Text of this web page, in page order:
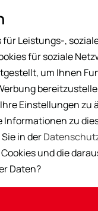
für
Die
Fleisch- und
Leistungs-,
für soziale
um Ihnen
Einstellungen zu
Informationen zu
in der
und die
Daten?